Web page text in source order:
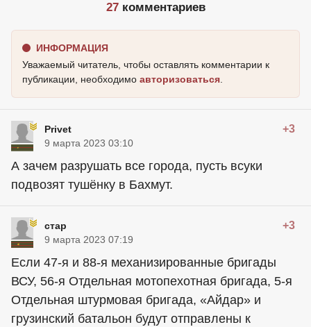
27комментариев
ИНФОРМАЦИЯ
Уважаемый читатель, чтобы оставлять комментарии к
публикации, необходимо авторизоваться
Privet +3
9 марта 2023 03:10
А зачем разрушать все города, пусть всуки
подвозят тушёнку в Бахмут.
стар +3
9 марта 2023 07:19
Если 47-я и 88-я механизированные бригады
ВСУ, 56-я Отдельная мотопехотная бригада, 5-я
Отдельная штурмовая бригада, «Айдар» и
грузинский батальон будут отправлены к